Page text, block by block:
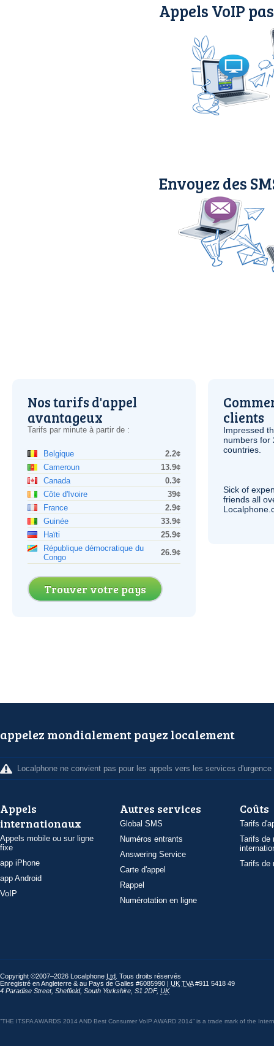
Appels VoIP
Envoyez des
Nos tarifs d'appel
avantageux
Tarifs par minute à partir de :
Belgique
2.2¢
Cameroun
13.9¢
Canada
0.3¢
Côte d'Ivoire
39¢
France
2.9¢
Guinée
33.9¢
Haïti
25.9¢
République démocratique du
Congo
26.9¢
Trouver votre pays
clients
Impressed
numbers for
countries.
Sick of
friends all
appelez mondialement payez localement
Localphone ne convient pas pour les appels vers les services d'urgence
Appels
internationaux
Appels mobile ou sur ligne
fixe
app iPhone
app Android
VoIP
Autres services
Global SMS
Numéros entrants
Answering Service
Carte d'appel
Rappel
Numérotation en ligne
Coûts
Tarifs
Tarifs de
Tarifs de
Copyright ©2007–2026 Localphone Ltd . Tous droits réservés
Enregistré en Angleterre & au Pays de Galles #6085990 | UK TVA#911 5418 49
4 Paradise Street, Sheffield, South Yorkshire S1 2DF, UK
“THE ITSPA AWARDS 2014 AND Best Consumer VoIP AWARD 2014” is a trade mark of the